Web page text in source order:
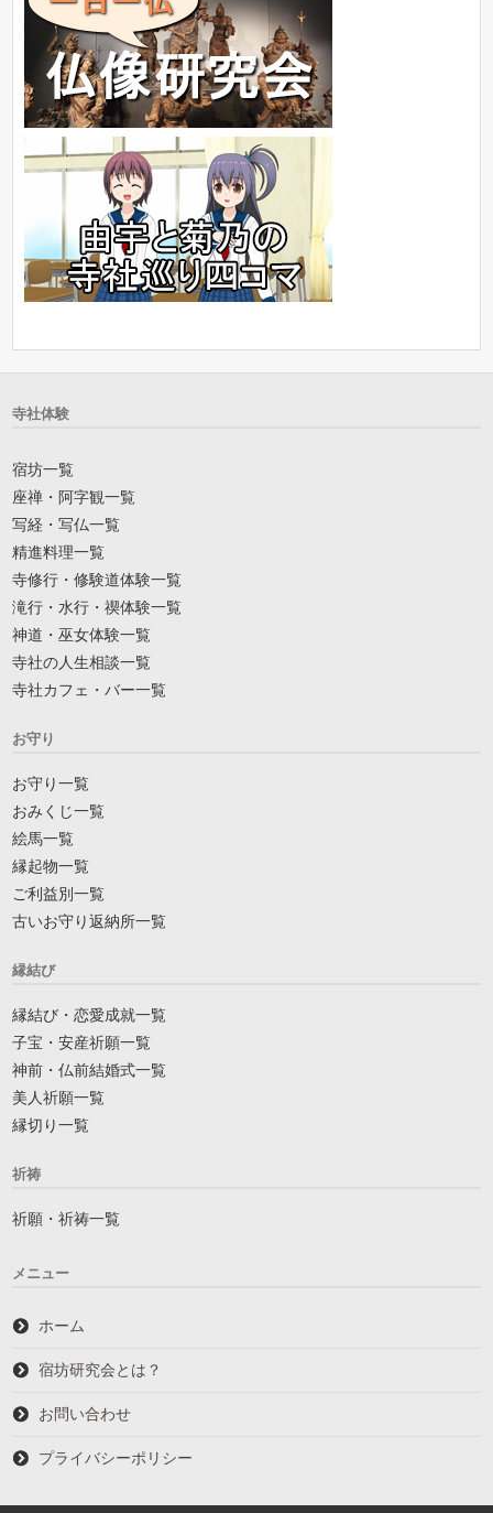
寺社体験
宿坊一覧
座禅・阿字観一覧
写経・写仏一覧
精進料理一覧
寺修行・修験道体験一覧
滝行・水行・禊体験一覧
神道・巫女体験一覧
寺社の人生相談一覧
寺社カフェ・バー一覧
お守り
お守り一覧
おみくじ一覧
絵馬一覧
縁起物一覧
ご利益別一覧
古いお守り返納所一覧
縁結び
縁結び・恋愛成就一覧
子宝・安産祈願一覧
神前・仏前結婚式一覧
美人祈願一覧
縁切り一覧
祈祷
祈願・祈祷一覧
メニュー
ホーム
宿坊研究会とは？
お問い合わせ
プライバシーポリシー